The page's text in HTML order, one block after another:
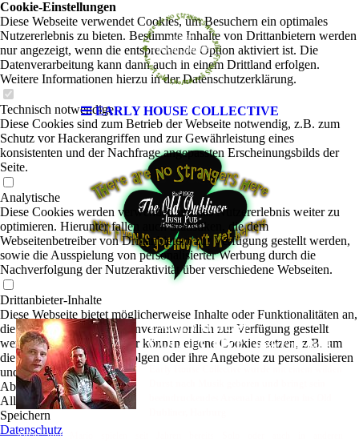
EARLY HOUSE COLLECTIVE
EARLY HOUSE
COLLECTIVE |Irish Folk-Rock
Aidan und Mario spielen seit Jahren bereits Solo oder auch in anderen
Cookie-Einstellungen
Diese Webseite verwendet Cookies, um Besuchern ein optimales
Nutzererlebnis zu bieten. Bestimmte Inhalte von Drittanbietern werden
nur angezeigt, wenn die entsprechende Option aktiviert ist. Die
Datenverarbeitung kann dann auch in einem Drittland erfolgen.
Weitere Informationen hierzu in der Datenschutzerklärung.
Technisch notwendige
Diese Cookies sind zum Betrieb der Webseite notwendig, z.B. zum
Schutz vor Hackerangriffen und zur Gewährleistung eines
konsistenten und der Nachfrage angepassten Erscheinungsbilds der
Seite.
Analytische
Diese Cookies werden verwendet, um das Nutzererlebnis weiter zu
optimieren. Hierunter fallen auch Statistiken, die dem
Webseitenbetreiber von Drittanbietern zur Verfügung gestellt werden,
sowie die Ausspielung von personalisierter Werbung durch die
Nachverfolgung der Nutzeraktivität über verschiedene Webseiten.
Drittanbieter-Inhalte
Diese Webseite bietet möglicherweise Inhalte oder Funktionalitäten an,
die von Drittanbietern eigenverantwortlich zur Verfügung gestellt
werden. Diese Drittanbieter können eigene Cookies setzen, z.B. um
die Nutzeraktivität zu verfolgen oder ihre Angebote zu personalisieren
und zu optimieren.
Ablehnen
Alle akzeptieren
Speichern
Datenschutz